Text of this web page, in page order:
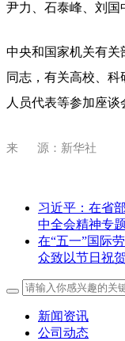
尹力、石泰峰、刘国
中央和国家机关有关
同志，有关高校、
人员代表等参加座谈
来 源：新华社
习近平：在省
中全会精神专
在“五一”国际
众致以节日祝
新闻资讯
公司动态